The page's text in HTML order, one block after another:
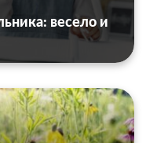
весело и